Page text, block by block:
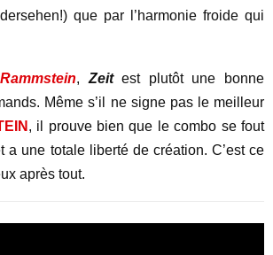
que par l’harmonie froide qui
Rammstein, Zeitest plutôt une bonne
Même s’il ne signe pas le meilleur
, il prouve bien que le combo se fout
a une totale liberté de création. C’est ce
après tout.